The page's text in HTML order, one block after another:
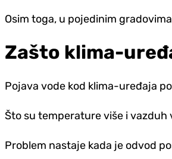
Osim toga, u pojedinim
Zašto klima-
Pojava vode kod klima-uređaja
Što su temperature više i
Problem nastaje kada je odvod